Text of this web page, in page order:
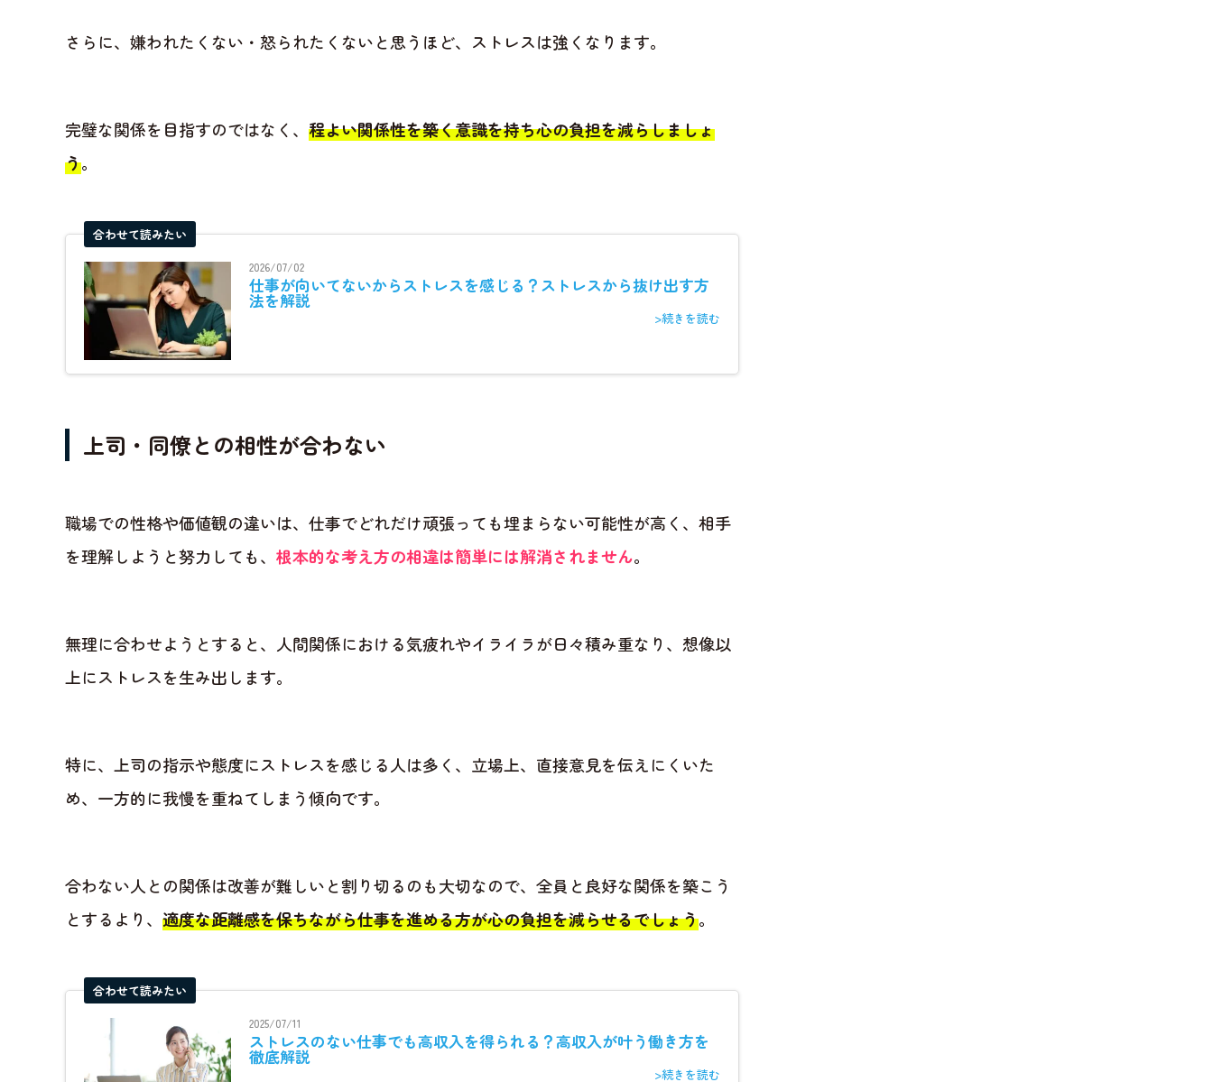
さらに、嫌われたくない・怒られたくないと思うほど、ストレスは強くなります。
完璧な関係を目指すのではなく、 程よい関係性を築く意識を持ち心の負担を減らしましょ
う。
合わせて読みたい
2026/07/02
仕事が向いてないからストレスを感じる？ストレスから抜け出す方
法を解説
>続きを読む
上司・同僚との相性が合わない
職場での性格や価値観の違いは、仕事でどれだけ頑張っても埋まらない可能性が高く、相手
を理解しようと努力しても、 根本的な考え方の相違は簡単には解消されません。
無理に合わせようとすると、人間関係における気疲れやイライラが日々積み重なり、想像以
上にストレスを生み出します。
特に、上司の指示や態度にストレスを感じる人は多く、立場上、直接意見を伝えにくいた
め、一方的に我慢を重ねてしまう傾向です。
合わない人との関係は改善が難しいと割り切るのも大切なので、全員と良好な関係を築こう
とするより、 適度な距離感を保ちながら仕事を進める方が心の負担を減らせるでしょう。
合わせて読みたい
2025/07/11
ストレスのない仕事でも高収入を得られる？高収入が叶う働き方を
徹底解説
>続きを読む